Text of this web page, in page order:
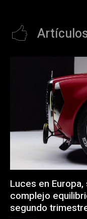
Luces en Europa,
complejo
segundo